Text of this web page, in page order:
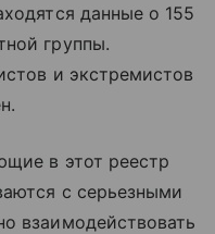
данные о 155
группы.
и экстремистов
в этот реестр
с серьезными
взаимодействовать